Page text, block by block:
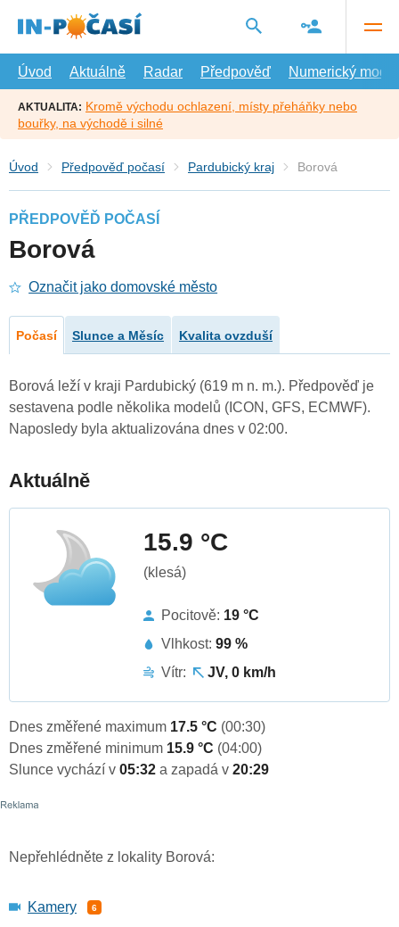
hlavní
Úvod
Aktuálně Radar Předpověď Numerický model
AKTUALITA: Kromě východu ochlazení, místy přeháňky nebo
bouřky, na východě i silné
Úvod Předpověď počasí Pardubický kraj Borová
PŘEDPOVĚĎ POČASÍ
Borová
Označit jako domovské město
Počasí Slunce a Měsíc Kvalita ovzduší
Borová leží v kraji Pardubický (619 m n. m.). Předpověď je
sestavena podle několika modelů (ICON, GFS, ECMWF).
Naposledy byla aktualizována dnes v 02:00.
Aktuálně
15.9 °C
(klesá)
Pocitově: 19 °C
Vlhkost: 99 %
Vítr:
JV, 0 km/h
Dnes změřené maximum 17.5 °C (00:30)
Dnes změřené minimum 15.9 °C (04:00)
Slunce vychází v 05:32 a zapadá v 20:29
Nepřehlédněte z lokality Borová:
Kamery 6